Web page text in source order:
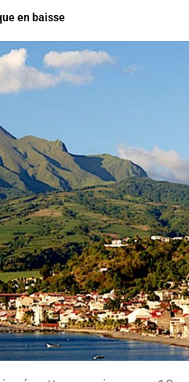
en baisse